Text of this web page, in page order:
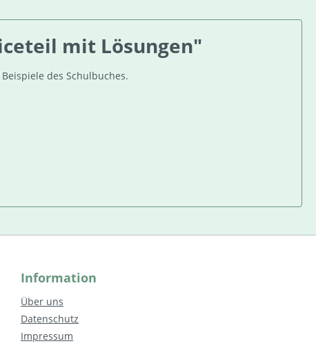
mit Lösungen"
des Schulbuches.
Information
Über uns
Datenschutz
Impressum